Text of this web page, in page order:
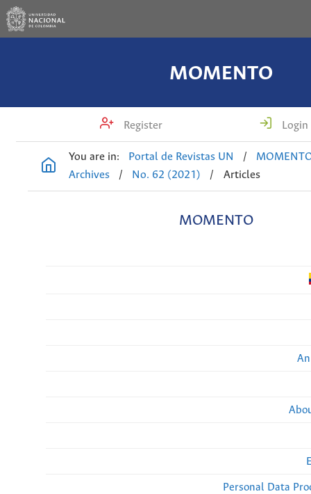
MOMENTO
Register Login
You are in: Portal de Revistas UN /
Archives
/ No. 62 (2021) / Articles
MOMENTO
Personal Data